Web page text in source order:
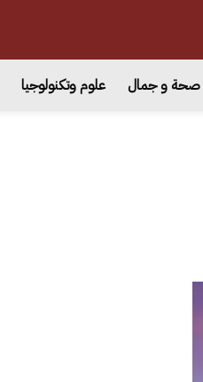
صحة و جمال علوم وتكنولوجيا